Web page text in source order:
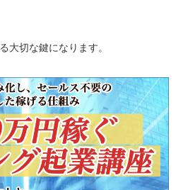
大切な鍵になります。